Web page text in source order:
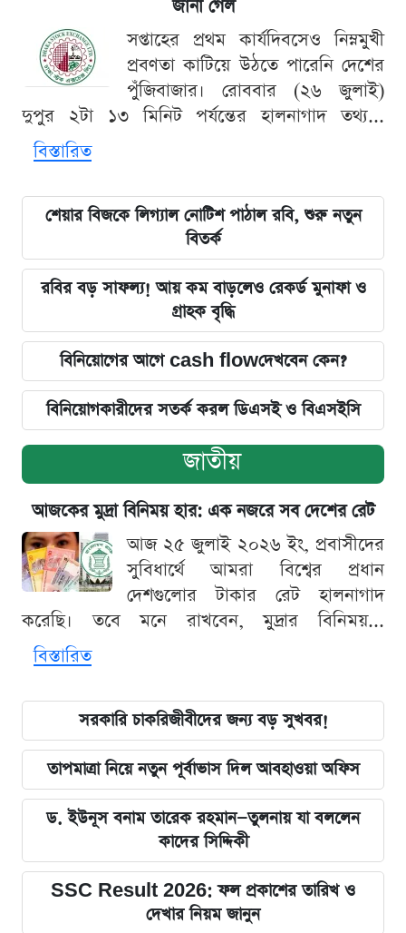
জানা গেল
সপ্তাহের প্রথম কার্যদিবসেও নিম্নমুখী
প্রবণতা কাটিয়ে উঠতে পারেনি দেশের
পুঁজিবাজার। রোববার (২৬ জুলাই)
দুপুর ২টা ১৩ মিনিট পর্যন্তের হালনাগাদ তথ্য...
বিস্তারিত
শেয়ার বিজকে লিগ্যাল নোটিশ পাঠাল রবি, শুরু নতুন
বিতর্ক
রবির বড় সাফল্য! আয় কম বাড়লেও রেকর্ড মুনাফা ও
গ্রাহক বৃদ্ধি
বিনিয়োগের আগে cash flowদেখবেন কেন?
বিনিয়োগকারীদের সতর্ক করল ডিএসই ও বিএসইসি
জাতীয়
আজকের মুদ্রা বিনিময় হার: এক নজরে সব দেশের রেট
আজ ২৫ জুলাই ২০২৬ ইং, প্রবাসীদের
সুবিধার্থে আমরা বিশ্বের প্রধান
দেশগুলোর টাকার রেট হালনাগাদ
করেছি। তবে মনে রাখবেন, মুদ্রার বিনিময়...
বিস্তারিত
সরকারি চাকরিজীবীদের জন্য বড় সুখবর!
তাপমাত্রা নিয়ে নতুন পূর্বাভাস দিল আবহাওয়া অফিস
ড. ইউনূস বনাম তারেক রহমান—তুলনায় যা বললেন
কাদের সিদ্দিকী
SSC Result 2026: ফল প্রকাশের তারিখ ও
দেখার নিয়ম জানুন